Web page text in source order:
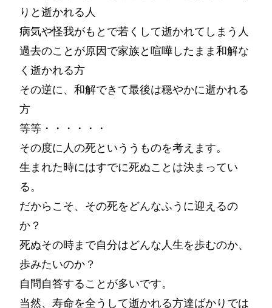
りと逝かれる人
病気や怪我がもとで若くして逝かれてしまう人
過去のことが原因で家族と喧嘩したまま和解な
く逝かれる方
その逆に、和解できて最後は穏やかに逝かれる
方
等等・・・・・・
その度に人の死といううものを考えます。
生まれた時にはすでに死ぬことは決まってい
る。
だからこそ、その死をどんなふうに迎えるの
か？
死ぬその時まで自分はどんな人生を歩むのか、
歩みたいのか？
自問自答することが多いです。
当然、寿命を全うして逝かれる方達ばかりでは